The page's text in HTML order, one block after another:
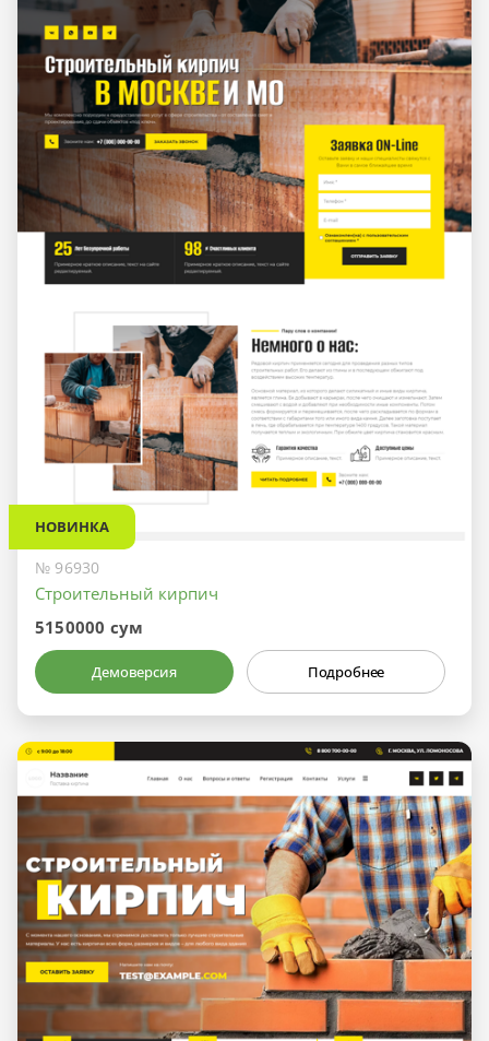
НОВИНКА
№ 96930
Строительный кирпич
5150000 сум
Демоверсия Подробнее